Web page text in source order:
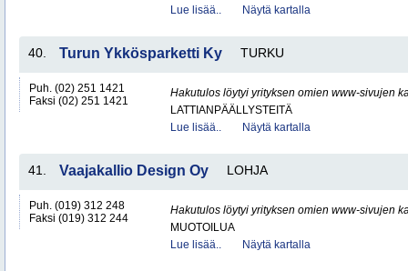
Lue lisää..
Näytä kartalla
40. Turun Ykkösparketti Ky TURKU
Puh. (02) 251 1421
Faksi (02) 251 1421
Hakutulos löytyi yrityksen omien www-sivujen
LATTIANPÄÄLLYSTEITÄ
Lue lisää..
Näytä kartalla
41. Vaajakallio Design Oy LOHJA
Puh. (019) 312 248
Faksi (019) 312 244
Hakutulos löytyi yrityksen omien www-sivujen
MUOTOILUA
Lue lisää..
Näytä kartalla